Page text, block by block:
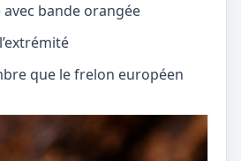
bande orangée
que le frelon européen